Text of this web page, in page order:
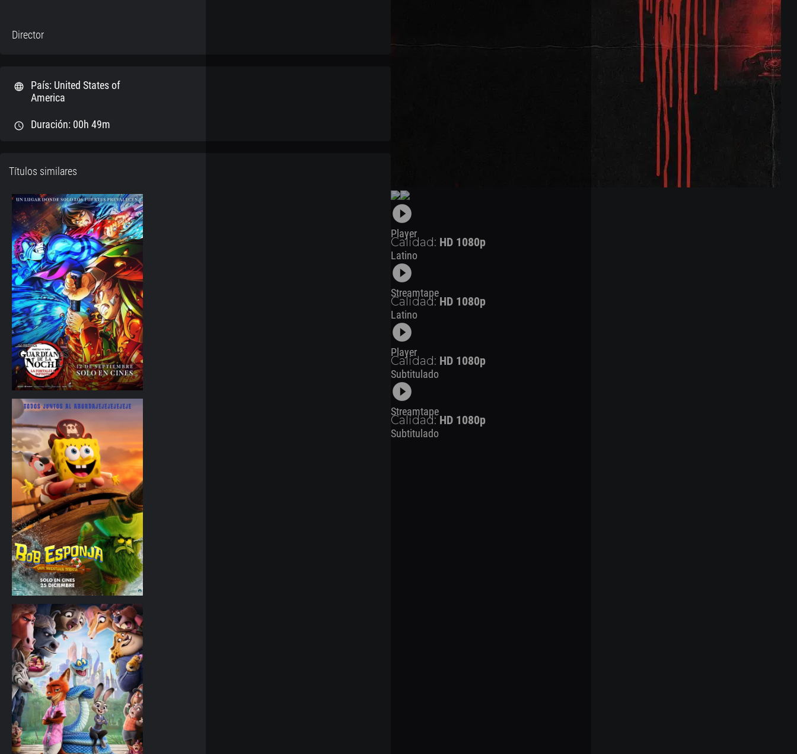
Director
language
País: United States of
America
schedule Duración: 00h 49m
Títulos similares
play_circle_filled
Player
Calidad: HD 1080p
Latino
play_circle_filled
Streamtape
Calidad:HD 1080p
Latino
play_circle_filled
Player
Calidad: HD 1080p
Subtitulado
play_circle_filled
Streamtape
Calidad:HD 1080p
Subtitulado